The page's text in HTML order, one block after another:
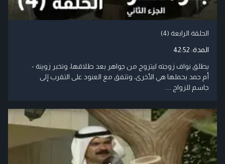
الحلقة الرابعة (4)
المدة: 42:52
يطلق نواف زوجته ليتزوج من جواهر بعد طلاقها، وتخبر زوينة -
أم حمد بحملها هي الأخرى، وتتفق مع العنود على التقرب إلى
جاسم للزواج ....